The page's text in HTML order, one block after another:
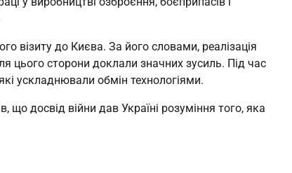
візиту до Києва. За його словами, реалізація
цього сторони доклали значних зусиль. Під час
ускладнювали обмін технологіями.
що досвід війни дав Україні розуміння того, яка